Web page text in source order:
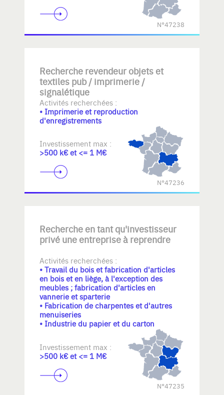
N°47238
Recherche revendeur objets et
textiles pub / imprimerie /
signalétique
Activités recherchées :
• Imprimerie et reproduction
d'enregistrements
Investissement max :
>500 k€ et <= 1 M€
N°47236
Recherche en tant qu'investisseur
privé une entreprise à reprendre
Activités recherchées :
• Travail du bois et fabrication d'articles
en bois et en liège, à l'exception des
meubles ; fabrication d'articles en
vannerie et sparterie
• Fabrication de charpentes et d'autres
menuiseries
• Industrie du papier et du carton
Investissement max :
>500 k€ et <= 1 M€
N°47235